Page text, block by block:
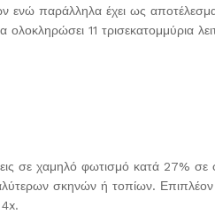
ενώ παράλληλα έχει ως
11 τρισεκατομμύρια
σε χαμηλό φωτισμό κατά 27% σε
σκηνών ή τοπίων.